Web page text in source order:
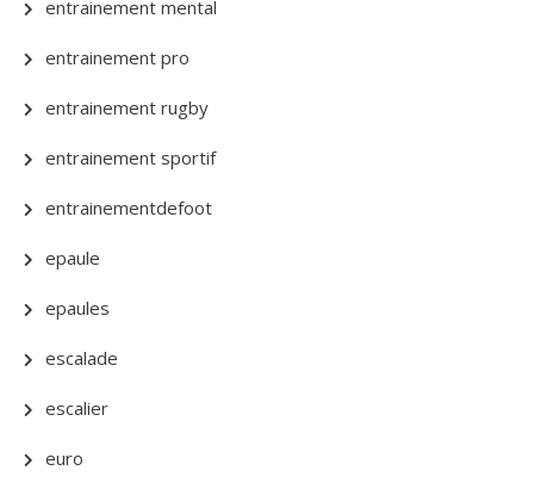
entrainement mental
entrainement pro
entrainement rugby
entrainement sportif
entrainementdefoot
epaule
epaules
escalade
escalier
euro